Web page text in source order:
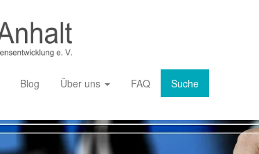
Blog Über uns FAQ Suche